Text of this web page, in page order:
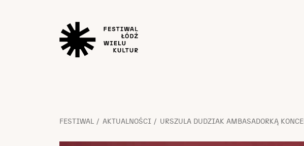
FESTIWAL AKTUALNOŚCI URSZULA DUDZIAK AMBASADORKĄ